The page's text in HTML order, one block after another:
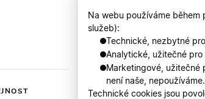
Registrován v klubu
Na webu používáme během
služeb):
Technické, nezbytné
Analytické, užitečné
Marketingové, užitečné
není naše, nepoužíváme.
Technické cookies jsou